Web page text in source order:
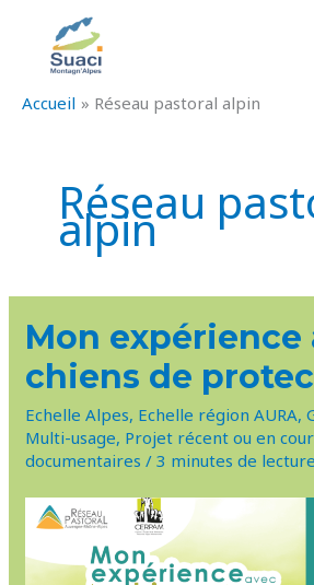
contenu
Accueil
Réseau pastoral alpin
Réseau
alpin
Mon expérience
chiens de
Echelle Alpes, Echelle région AURA,
Multi-usage, Projet récent ou en
documentaires /3 minutes de lecture
EXPÉRIENCE
AVEC
LES
CHIENS
PROTECTIONS